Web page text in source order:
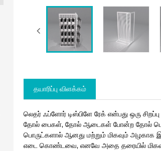
தயாரிப்பு விளக்கம்
லெதர் ஃப்ளோர் டிஸ்பிளே ரேக் என்பது ஒரு
தோல் பைகள், தோல் ஆடைகள் போன்ற தோல்
பொருட்களால் ஆனது மற்றும் மிகவும் அழகாக
எடை கொண்டவை, எனவே அதை தரையில்